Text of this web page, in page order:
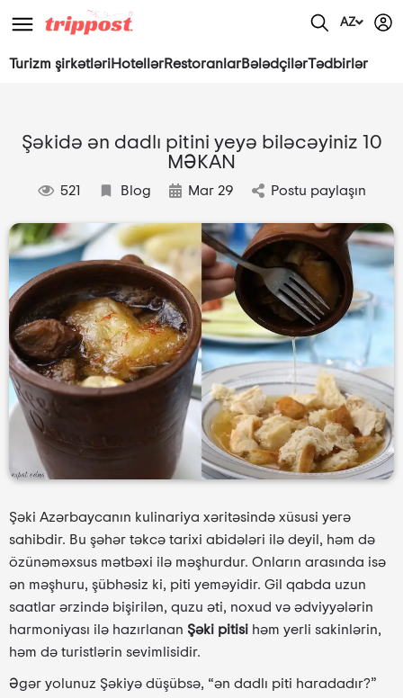
AZ
Turizm şirkətləriHotellərRestoranlarBələdçilərTədbirlər
Şəkidə ən dadlı pitini yeyə biləcəyiniz 10
MƏKAN
521 Blog Mar 29 Postu paylaşın
Şəki Azərbaycanın kulinariya xəritəsində xüsusi yerə
sahibdir. Bu şəhər təkcə tarixi abidələri ilə deyil, həm də
özünəməxsus mətbəxi ilə məşhurdur. Onların arasında isə
ən məşhuru, şübhəsiz ki, piti yeməyidir. Gil qabda uzun
saatlar ərzində bişirilən, quzu əti, noxud və ədviyyələrin
harmoniyası ilə hazırlanan Şəki pitisi həm yerli sakinlərin,
həm də turistlərin sevimlisidir.
Əgər yolunuz Şəkiyə düşübsə, “ən dadlı piti haradadır?”